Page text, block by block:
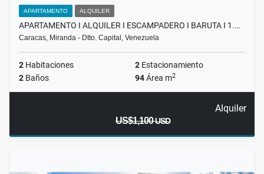
APARTAMENTO ALQUILER
APARTAMENTO I ALQUILER I ESCAMPADERO I BARUTA I 1.…
Caracas, Miranda - Dtto. Capital, Venezuela
2 Habitaciones 2 Estacionamiento
2 Baños 94Área m2
Alquiler
US$1,100USD